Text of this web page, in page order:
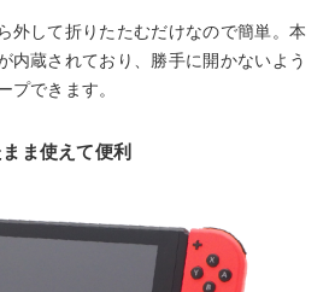
外して折りたたむだけなので簡単。本
内蔵されており、勝手に開かないよう
プできます。
ま使えて便利